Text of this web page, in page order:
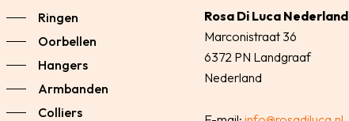
Ringen
Oorbellen
Hangers
Armbanden
Colliers
Rosa Di Luca Nederland
Marconistraat 36
6372 PN Landgraaf
Nederland